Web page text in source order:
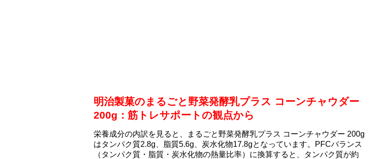
明治製菓のまるごと野菜発酵乳プラス コーンチャウダー
200g：筋トレサポートの観点から
栄養成分の内訳を見ると、まるごと野菜発酵乳プラス コーンチャウダー 200g
はタンパク質2.8g、脂質5.6g、炭水化物17.8gとなっています。PFCバランス
（タンパク質・脂質・炭水化物の熱量比率）に換算すると、タンパク質が約